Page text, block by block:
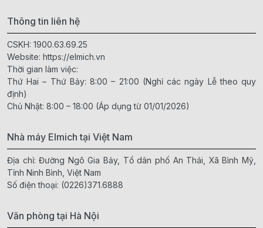
Thông tin liên hệ
CSKH: 1900.63.69.25
Website: https://elmich.vn
Thời gian làm việc:
Thứ Hai – Thứ Bảy: 8:00 – 21:00 (Nghỉ các ngày Lễ theo quy
định)
Chủ Nhật: 8:00 – 18:00 (Áp dụng từ 01/01/2026)
Nhà máy Elmich tại Việt Nam
Địa chỉ: Đường Ngô Gia Bảy, Tổ dân phố An Thái, Xã Bình Mỹ,
Tỉnh Ninh Bình, Việt Nam
Số điện thoại: (0226)371.6888
Văn phòng tại Hà Nội